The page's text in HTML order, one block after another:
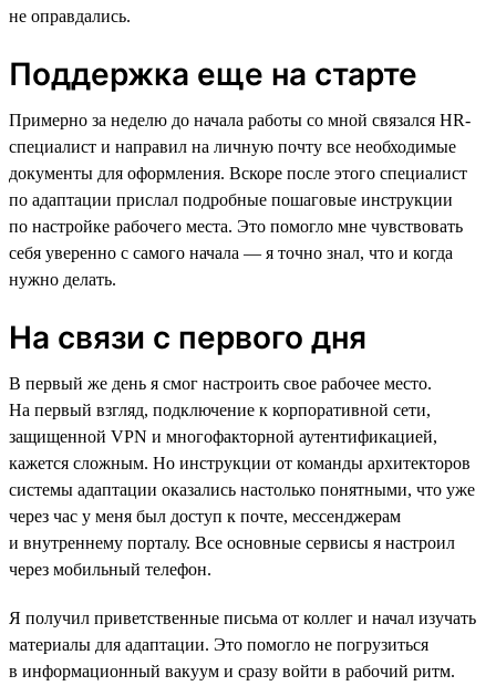
не оправдались.
Поддержка еще на старте
Примерно за неделю до начала работы со мной связался HR-
специалист и направил на личную почту все необходимые
документы для оформления. Вскоре после этого специалист
по адаптации прислал подробные пошаговые инструкции
по настройке рабочего места. Это помогло мне чувствовать
себя уверенно с самого начала — я точно знал, что и когда
нужно делать.
На связи с первого дня
В первый же день я смог настроить свое рабочее место.
На первый взгляд, подключение к корпоративной сети,
защищенной VPN и многофакторной аутентификацией,
кажется сложным. Но инструкции от команды архитекторов
системы адаптации оказались настолько понятными, что уже
через час у меня был доступ к почте, мессенджерам
и внутреннему порталу. Все основные сервисы я настроил
через мобильный телефон.
Я получил приветственные письма от коллег и начал изучать
материалы для адаптации. Это помогло не погрузиться
в информационный вакуум и сразу войти в рабочий ритм.